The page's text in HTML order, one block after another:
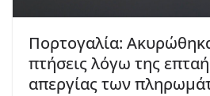
Πορτογαλία:
πτήσεις λόγω της
απεργίας των